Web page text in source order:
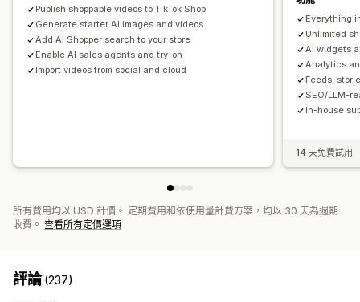
Publish shoppable videos to TikTok Shop
Generate starter AI images and videos
Add AI Shopper search to your store
Enable AI sales agents and try-on
Import videos from social and cloud
Everything
Unlimited
AI widgets
Analytics
Feeds,
SEO/LLM-
In-house
14 天免費試用
所有費用均以 USD 計價。 定期費用和依使用量計費方案，均以 30 天為週期
收費。 查看所有定價選項
評論(237)